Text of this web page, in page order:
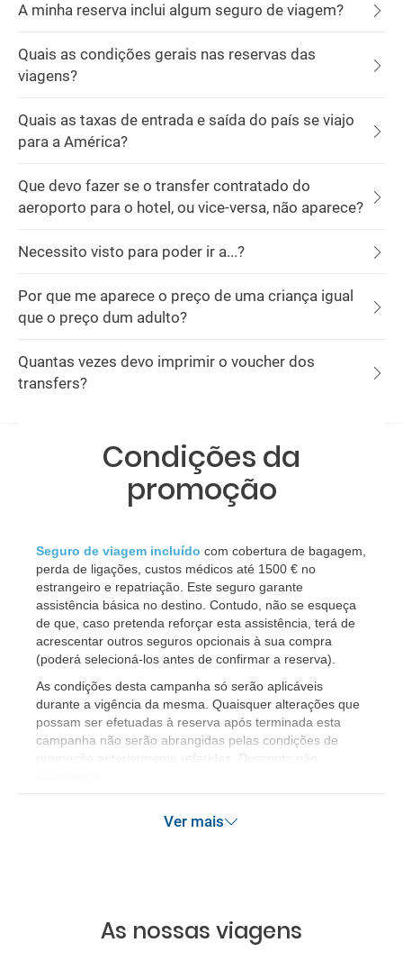
A minha reserva inclui algum seguro de viagem?
Quais as condições gerais nas reservas das
viagens?
Quais as taxas de entrada e saída do país se viajo
para a América?
Que devo fazer se o transfer contratado do
aeroporto para o hotel, ou vice-versa, não aparece?
Necessito visto para poder ir a...?
Por que me aparece o preço de uma criança igual
que o preço dum adulto?
Quantas vezes devo imprimir o voucher dos
transfers?
Condições da
promoção
Seguro de viagem incluído com cobertura de bagagem,
perda de ligações, custos médicos até 1500 € no
estrangeiro e repatriação. Este seguro garante
assistência básica no destino. Contudo, não se esqueça
de que, caso pretenda reforçar esta assistência, terá de
acrescentar outros seguros opcionais à sua compra
(poderá selecioná-los antes de confirmar a reserva).
As condições desta campanha só serão aplicáveis
durante a vigência da mesma. Quaisquer alterações que
possam ser efetuadas à reserva após terminada esta
campanha não serão abrangidas pelas condições de
promoção anteriormente referidas. Desconto não
Ver mais
As nossas viagens